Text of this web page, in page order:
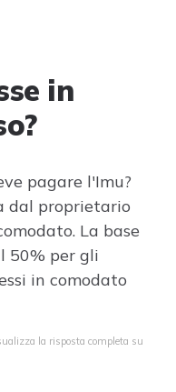
in
pagare l'Imu?
dal proprietario
La base
50% per gli
in comodato
la risposta completa su